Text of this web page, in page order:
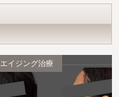
エイジング治療